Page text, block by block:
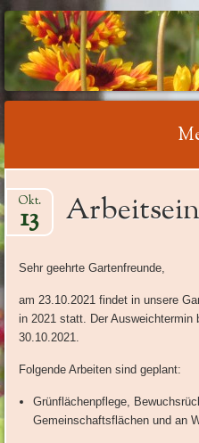
AM
zum
Inhalt
Okt.
13
Sehr geehrte Gartenfreunde,
am 23.10.2021 findet in unsere
in 2021 statt. Der
30.10.2021.
Folgende Arbeiten sind geplant:
Grünflächenpflege,
Gemeinschaftsflächen und an